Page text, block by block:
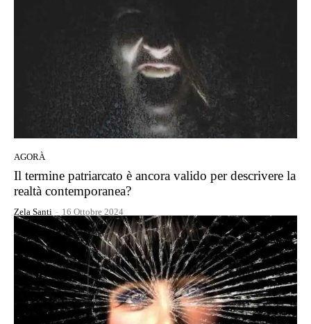
AGORÀ
Il termine patriarcato è ancora valido per descrivere la
realtà contemporanea?
Zela Santi - 16 Ottobre 2024